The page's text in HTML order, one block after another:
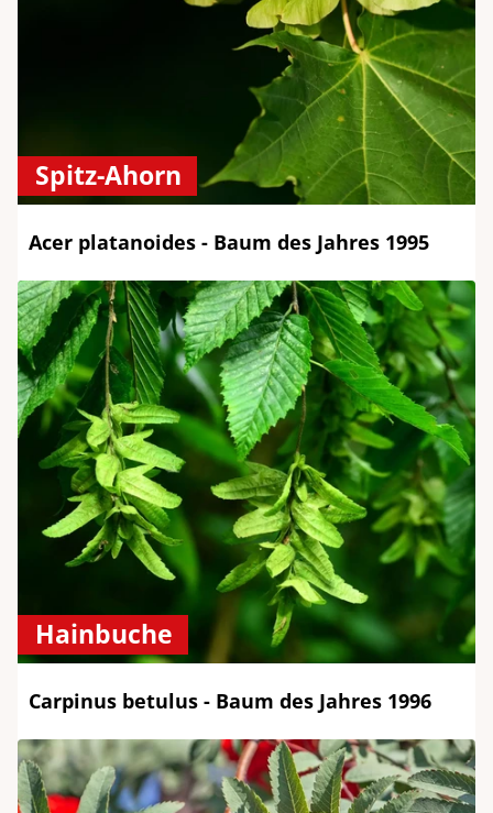
Spitz-Ahorn
Acer platanoides - Baum des Jahres 1995
Hainbuche
Carpinus betulus - Baum des Jahres 1996